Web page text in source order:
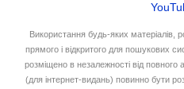
Використання будь-яких
прямого і відкритого для пошукових
розміщено в незалежності від повного
(для інтернет-видань) повинно бути